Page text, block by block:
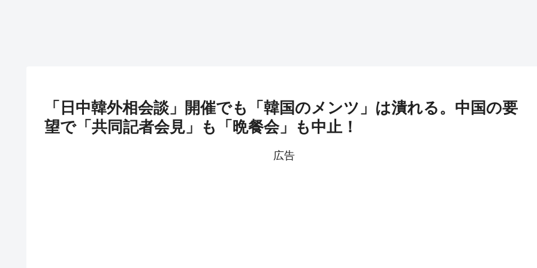
「日中韓外相会談」開催でも「韓国のメンツ」は潰れる。中国の要
望で「共同記者会見」も「晩餐会」も中止！
広告